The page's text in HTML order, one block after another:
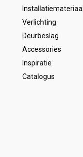
Installatiemateriaal
Verlichting
Deurbeslag
Accessories
Inspiratie
Catalogus